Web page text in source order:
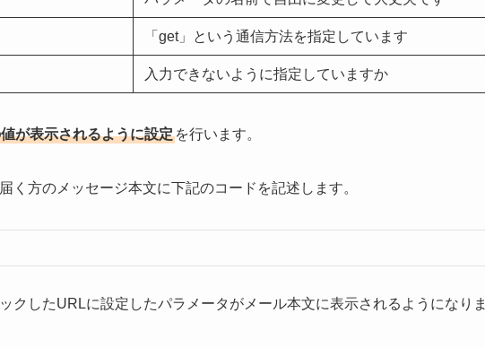
「get」という通信方法を指定しています
入力できないように指定していますか
が表示されるように設定 を行います。
く方のメッセージ本文に下記のコードを記述します。
クしたURLに設定したパラメータがメール本文に表示されるようになりま